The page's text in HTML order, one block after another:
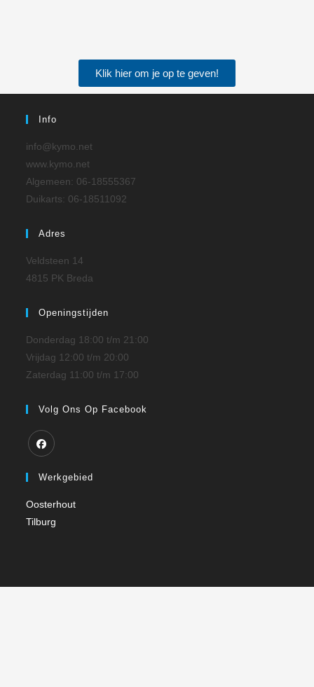
Klik hier om je op te geven!
Info
info@kymo.net
www.kymo.net
Algemeen: 06-18555367
Duikarts: 06-18511092
Adres
Veldsteen 14
4815 PK Breda
Openingstijden
Donderdag 18:00 t/m 21:00
Vrijdag 12:00 t/m 20:00
Zaterdag 11:00 t/m 17:00
Volg Ons Op Facebook
Werkgebied
Oosterhout
Tilburg